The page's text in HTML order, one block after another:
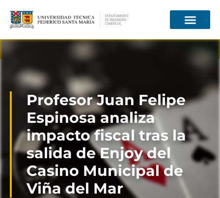
Profesor Juan Felipe
Espinosa analiza
impacto fiscal tras la
salida de Enjoy del
Casino Municipal de
Viña del Mar